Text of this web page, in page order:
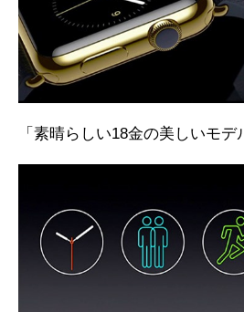
「素晴らしい18金の美しいモデ